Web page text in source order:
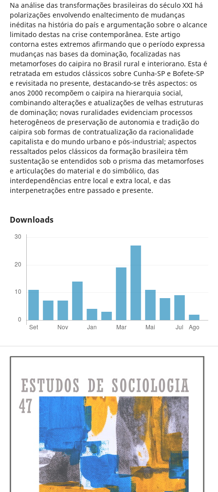
Na análise das transformações brasileiras do século XXI há
polarizações envolvendo enaltecimento de mudanças
inéditas na história do país e argumentação sobre o alcance
limitado destas na crise contemporânea. Este artigo
contorna estes extremos afirmando que o período expressa
mudanças nas bases da dominação, focalizadas nas
metamorfoses do caipira no Brasil rural e interiorano. Esta é
retratada em estudos clássicos sobre Cunha-SP e Bofete-SP
e revisitada no presente, destacando-se três aspectos: os
anos 2000 recompõem o caipira na hierarquia social,
combinando alterações e atualizações de velhas estruturas
de dominação; novas ruralidades evidenciam processos
heterogêneos de preservação de autonomia e tradição do
caipira sob formas de contratualização da racionalidade
capitalista e do mundo urbano e pós-industrial; aspectos
ressaltados pelos clássicos da formação brasileira têm
sustentação se entendidos sob o prisma das metamorfoses
e articulações do material e do simbólico, das
interdependências entre local e extra local, e das
interpenetrações entre passado e presente.
Downloads